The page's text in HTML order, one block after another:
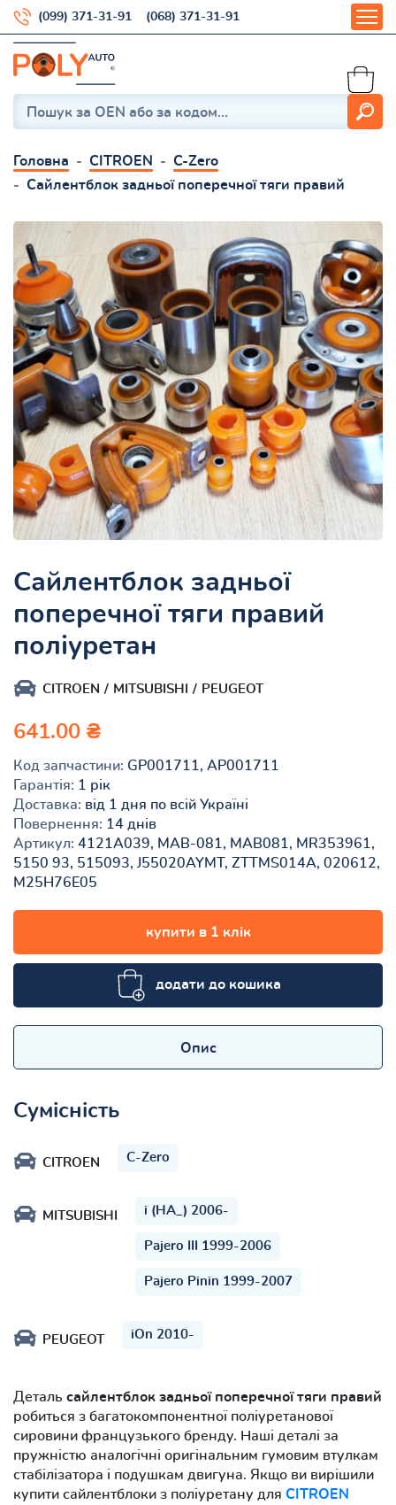
(099) 371-31-91 (068) 371-31-91
Головна CITROEN
C-Zero
Сайлентблок задньої поперечної тяги правий
Сайлентблок задньої
поперечної тяги правий
поліуретан
CITROEN MITSUBISHI PEUGEOT
641.00 ₴
Код запчастини: GP001711, AP001711
Гарантія: 1 рік
Доставка: від 1 дня по всій Україні
Повернення: 14 днів
Артикул: 4121A039, MAB-081, MAB081, MR353961,
5150 93, 515093, J55020AYMT, ZTTMS014A, 020612,
M25H76E05
купити в 1 клік
додати до кошика
Опис
Сумісність
CITROEN C-Zero
MITSUBISHI i (HA_) 2006-
Pajero III 1999-2006
Pajero Pinin 1999-2007
PEUGEOT iOn 2010-
Деталь сайлентблок задньої поперечної тяги правий
робиться з багатокомпонентної поліуретанової
сировини французького бренду. Наші деталі за
пружністю аналогічні оригінальним гумовим втулкам
стабілізатора і подушкам двигуна. Якщо ви вирішили
купити сайлентблоки з поліуретану для CITROEN